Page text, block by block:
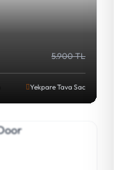
5.900 TL
Yekpare Tava Sac